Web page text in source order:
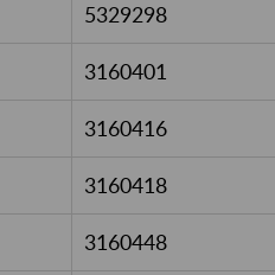
5329298
3160401
3160416
3160418
3160448